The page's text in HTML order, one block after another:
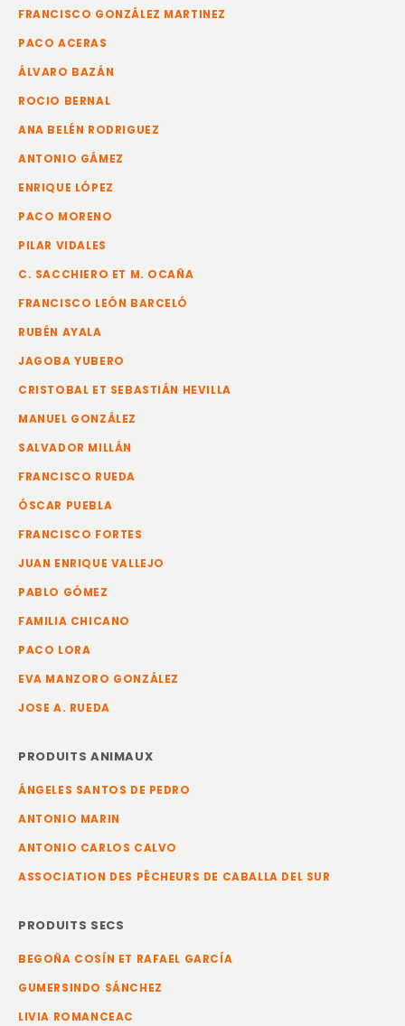
FRANCISCO GONZÁLEZ MARTINEZ
PACO ACERAS
ÁLVARO BAZÁN
ROCIO BERNAL
ANA BELÉN RODRIGUEZ
ANTONIO GÁMEZ
ENRIQUE LÓPEZ
PACO MORENO
PILAR VIDALES
C. SACCHIERO ET M. OCAÑA
FRANCISCO LEÓN BARCELÓ
RUBÉN AYALA
JAGOBA YUBERO
CRISTOBAL ET SEBASTIÁN HEVILLA
MANUEL GONZÁLEZ
SALVADOR MILLÁN
FRANCISCO RUEDA
ÓSCAR PUEBLA
FRANCISCO FORTES
JUAN ENRIQUE VALLEJO
PABLO GÓMEZ
FAMILIA CHICANO
PACO LORA
EVA MANZORO GONZÁLEZ
JOSE A. RUEDA
PRODUITS ANIMAUX
ÁNGELES SANTOS DE PEDRO
ANTONIO MARIN
ANTONIO CARLOS CALVO
ASSOCIATION DES PÊCHEURS DE CABALLA DEL SUR
PRODUITS SECS
BEGOÑA COSÍN ET RAFAEL GARCÍA
GUMERSINDO SÁNCHEZ
LIVIA ROMANCEAC